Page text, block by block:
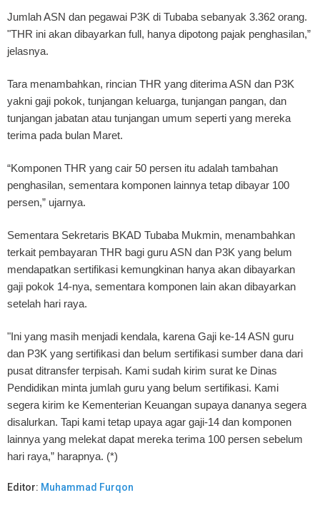
Jumlah ASN dan pegawai P3K di Tubaba sebanyak 3.362 orang.
"THR ini akan dibayarkan full, hanya dipotong pajak penghasilan,”
jelasnya.
Tara menambahkan, rincian THR yang diterima ASN dan P3K
yakni gaji pokok, tunjangan keluarga, tunjangan pangan, dan
tunjangan jabatan atau tunjangan umum seperti yang mereka
terima pada bulan Maret.
“Komponen THR yang cair 50 persen itu adalah tambahan
penghasilan, sementara komponen lainnya tetap dibayar 100
persen,” ujarnya.
Sementara Sekretaris BKAD Tubaba Mukmin, menambahkan
terkait pembayaran THR bagi guru ASN dan P3K yang belum
mendapatkan sertifikasi kemungkinan hanya akan dibayarkan
gaji pokok 14-nya, sementara komponen lain akan dibayarkan
setelah hari raya.
"Ini yang masih menjadi kendala, karena Gaji ke-14 ASN guru
dan P3K yang sertifikasi dan belum sertifikasi sumber dana dari
pusat ditransfer terpisah. Kami sudah kirim surat ke Dinas
Pendidikan minta jumlah guru yang belum sertifikasi. Kami
segera kirim ke Kementerian Keuangan supaya dananya segera
disalurkan. Tapi kami tetap upaya agar gaji-14 dan komponen
lainnya yang melekat dapat mereka terima 100 persen sebelum
hari raya,” harapnya. (*)
Editor: Muhammad Furqon